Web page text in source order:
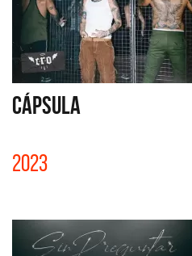
CÁPSULA
2023